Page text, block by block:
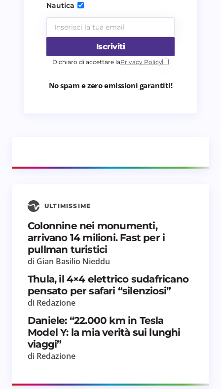
Nautica
Iscriviti
Dichiaro di accettare laPrivacy Policy
No spam e zero emissioni garantiti!
ULTIMISSIME
Colonnine nei monumenti,
arrivano 14 milioni. Fast per i
pullman turistici
di Gian Basilio Nieddu
Thula, il 4×4 elettrico sudafricano
pensato per safari “silenziosi”
di Redazione
Daniele: “22.000 km in Tesla
Model Y: la mia verità sui lunghi
viaggi”
di Redazione